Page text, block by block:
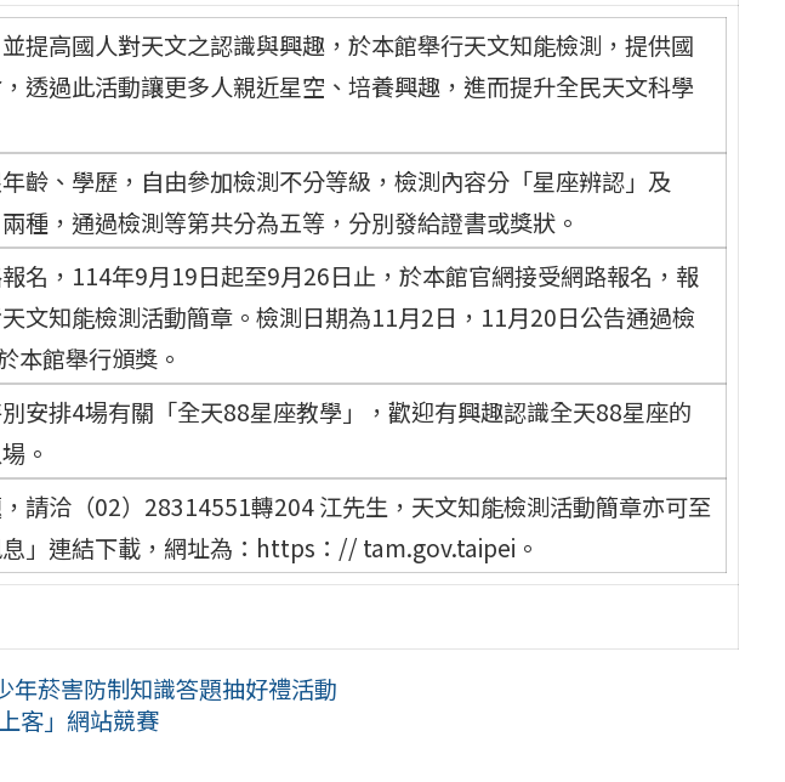
提高國人對天文之認識與興趣，於本館舉行天文知能檢測，提供國
透過此活動讓更多人親近星空、培養興趣，進而提升全民天文科學
齡、學歷，自由參加檢測不分等級，檢測內容分「星座辨認」及
兩種，通過檢測等第共分為五等，分別發給證書或獎狀。
名，114年9月19日起至9月26日止，於本館官網接受網路報名，報
文知能檢測活動簡章。檢測日期為11月2日，11月20日公告通過檢
本館舉行頒獎。
安排4場有關「全天88星座教學」，歡迎有興趣認識全天88星座的
。
請洽（02）28314551轉204 江先生，天文知能檢測活動簡章亦可至
」連結下載，網址為：https：// tam.gov.taipei。
年菸害防制知識答題抽好禮活動
客」網站競賽